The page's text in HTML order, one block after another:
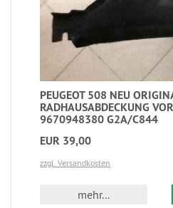
PEUGEOT 508 NEU
RADHAUSABDECKUNG
9670948380 G2A/C844
EUR 39,00
zzgl. Versandkosten
mehr...